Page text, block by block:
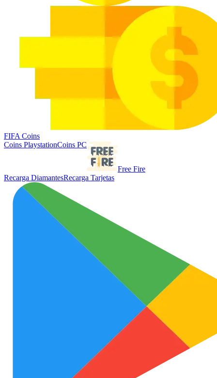
FIFA Coins
Coins PlaystationCoins PC
Free Fire
Recarga DiamantesRecarga Tarjetas